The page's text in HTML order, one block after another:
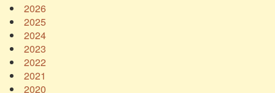
2026
2025
2024
2023
2022
2021
2020